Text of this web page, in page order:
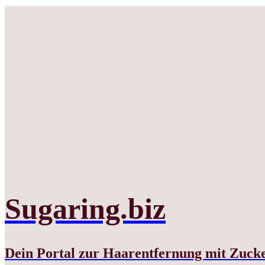
Sugaring.biz
Dein Portal zur Haarentfernung mit